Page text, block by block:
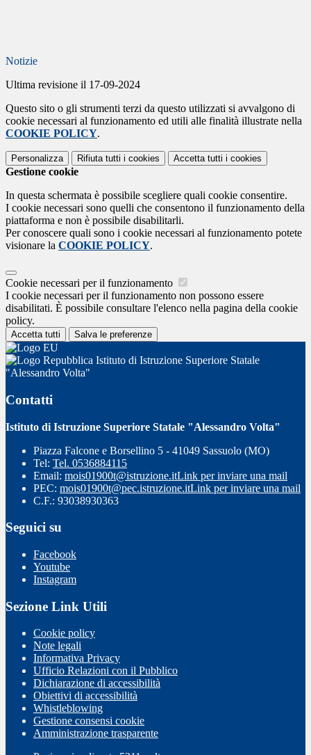
Notizie
Ultima revisione il 17-09-2024
Questo sito o gli strumenti terzi da questo utilizzati si avvalgono di
cookie necessari al funzionamento ed utili alle finalità illustrate nella
COOKIE POLICY.
Personalizza Rifiuta tutti i cookies Accetta tutti i cookies
Gestione cookie
In questa schermata è possibile scegliere quali cookie consentire.
I cookie necessari sono quelli che consentono il funzionamento della
piattaforma e non è possibile disabilitarli.
Per conoscere quali sono i cookie necessari al funzionamento potete
visionare la COOKIE POLICY.
Cookie necessari per il funzionamento
I cookie necessari per il funzionamento non possono essere
disabilitati. È possibile consultare l'elenco nella pagina della cookie
policy.
Accetta tutti Salva le preferenze
Istituto di Istruzione Superiore Statale
"Alessandro Volta"
Contatti
Istituto di Istruzione Superiore Statale "Alessandro Volta"
Piazza Falcone e Borsellino 5 - 41049 Sassuolo (MO)
Tel: Tel. 0536884115
Email: mois01900t@istruzione.itLink per inviare una mail
PEC: mois01900t@pec.istruzione.itLink per inviare una mail
C.F.: 93038930363
Seguici su
Facebook
Youtube
Instagram
Sezione Link Utili
Cookie policy
Note legali
Informativa Privacy
Ufficio Relazioni con il Pubblico
Dichiarazione di accessibilità
Obiettivi di accessibilità
Whistleblowing
Gestione consensi cookie
Amministrazione trasparente